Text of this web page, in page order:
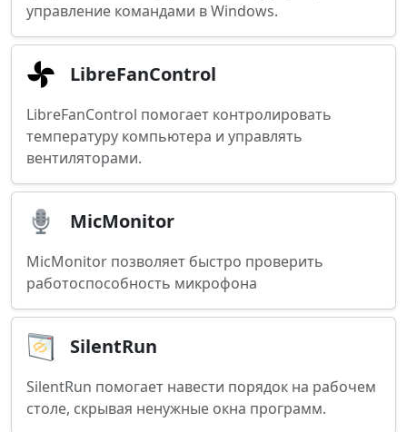
управление командами в Windows.
LibreFanControl
LibreFanControl помогает контролировать
температуру компьютера и управлять
вентиляторами.
MicMonitor
MicMonitor позволяет быстро проверить
работоспособность микрофона
SilentRun
SilentRun помогает навести порядок на рабочем
столе, скрывая ненужные окна программ.